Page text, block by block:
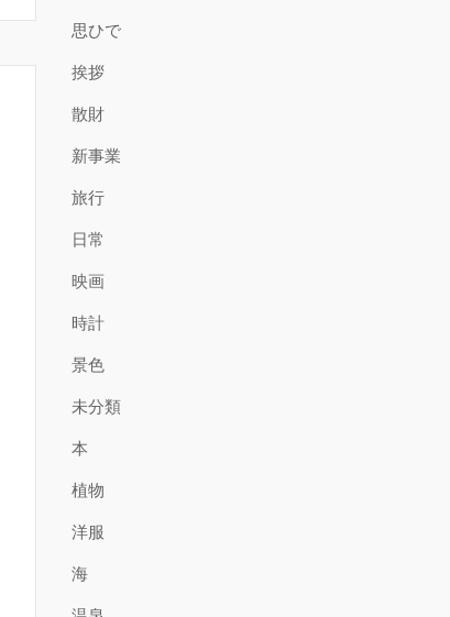
思ひで
挨拶
散財
新事業
旅行
日常
映画
時計
景色
未分類
本
植物
洋服
海